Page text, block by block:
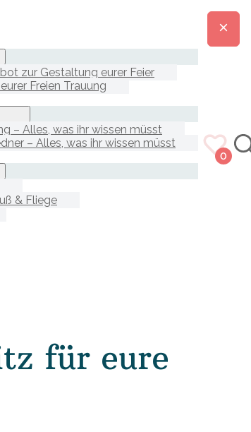
zur Gestaltung eurer Feier
Freien Trauung
– Alles, was ihr wissen müsst
– Alles, was ihr wissen müsst
& Fliege
0
für eure